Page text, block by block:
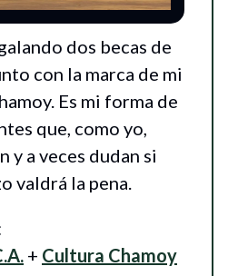
dos becas de
con la marca de mi
Es mi forma de
que, como yo,
y a veces dudan si
valdrá la pena.
+ Cultura Chamoy